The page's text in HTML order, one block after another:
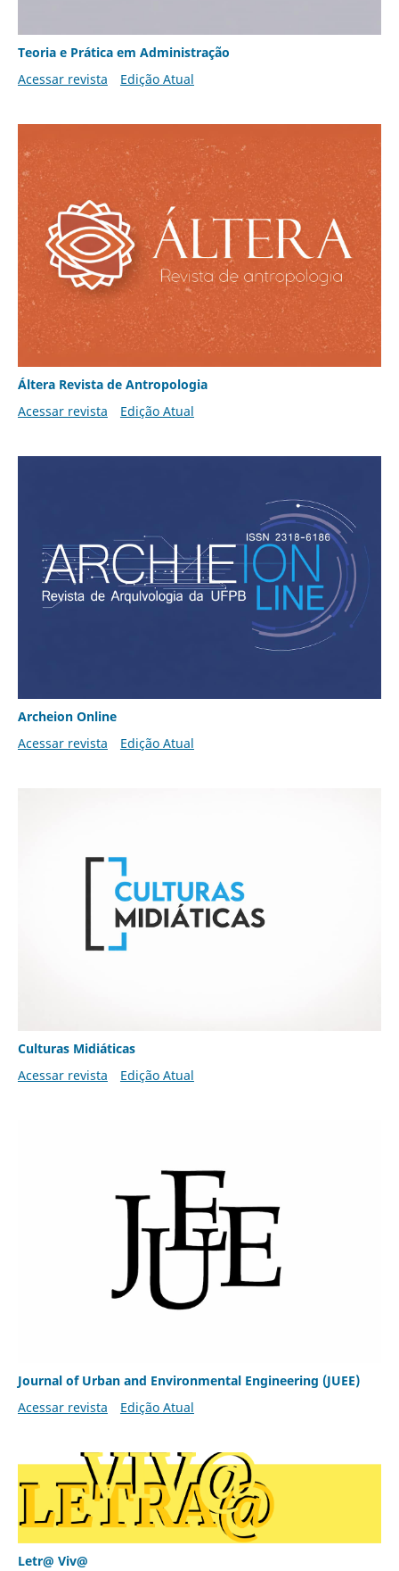
Teoria e Prática em Administração
Acessar revista
Edição Atual
Áltera Revista de Antropologia
Acessar revista
Edição Atual
Archeion Online
Acessar revista
Edição Atual
Culturas Midiáticas
Acessar revista
Edição Atual
Journal of Urban and Environmental Engineering (JUEE)
Acessar revista
Edição Atual
Letr@ Viv@